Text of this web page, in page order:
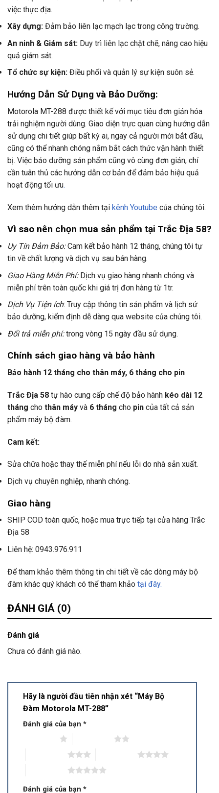
việc thực địa.
Xây dựng: Đảm bảo liên lạc mạch lạc trong công trường.
An ninh & Giám sát: Duy trì liên lạc chặt chẽ, nâng cao hiệu
quả giám sát.
Tổ chức sự kiện: Điều phối và quản lý sự kiện suôn sẻ.
Hướng Dẫn Sử Dụng và Bảo Dưỡng:
Motorola MT-288 được thiết kế với mục tiêu đơn giản hóa
trải nghiệm người dùng. Giao diện trực quan cùng hướng dẫn
sử dụng chi tiết giúp bất kỳ ai, ngay cả người mới bắt đầu,
cũng có thể nhanh chóng nắm bắt cách thức vận hành thiết
bị. Việc bảo dưỡng sản phẩm cũng vô cùng đơn giản, chỉ
cần tuân thủ các hướng dẫn cơ bản để đảm bảo hiệu quả
hoạt động tối ưu.
Xem thêm hướng dẫn thêm tại kênh Youtube của chúng tôi.
Vì sao nên chọn mua sản phẩm tại Trắc Địa 58?
Uy Tín Đảm Bảo:Cam kết bảo hành 12 tháng, chúng tôi tự
tin về chất lượng và dịch vụ sau bán hàng.
Giao Hàng Miễn Phí: Dịch vụ giao hàng nhanh chóng và
miễn phí trên toàn quốc khi giá trị đơn hàng từ 1tr.
Dịch Vụ Tiện ích: Truy cập thông tin sản phẩm và lịch sử
bảo dưỡng, kiểm định dễ dàng qua website của chúng tôi.
Đổi trả miễn phí:trong vòng 15 ngày đầu sử dụng.
Chính sách giao hàng và bảo hành
Bảo hành 12 tháng cho thân máy, 6 tháng cho pin
Trắc Địa 58 tự hào cung cấp chế độ bảo hành kéo dài 12
tháng cho thân máy và 6 tháng cho pin của tất cả sản
phẩm máy bộ đàm.
Cam kết:
Sửa chữa hoặc thay thế miễn phí nếu lỗi do nhà sản xuất.
Dịch vụ chuyên nghiệp, nhanh chóng.
Giao hàng
SHIP COD toàn quốc, hoặc mua trực tiếp tại cửa hàng Trắc
Địa 58
Liên hệ: 0943.976.911
Để tham khảo thêm thông tin chi tiết về các dòng máy bộ
đàm khác quý khách có thể tham khảo tại đây.
ĐÁNH GIÁ (0)
Đánh giá
Chưa có đánh giá nào.
Hãy là người đầu tiên nhận xét “Máy Bộ
Đàm Motorola MT-288”
Đánh giá của bạn *
Đánh giá của bạn *